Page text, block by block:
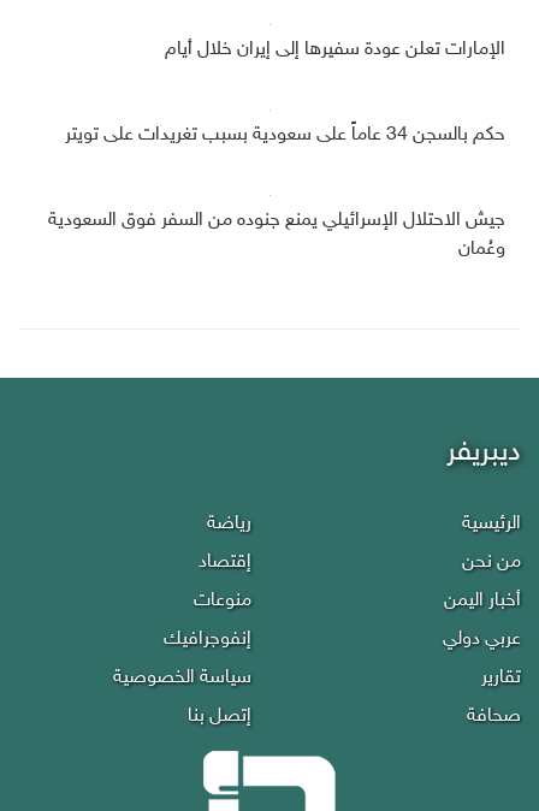
الإمارات تعلن عودة سفيرها إلى إيران خلال أيام
حكم بالسجن 34 عاماً على سعودية بسبب تغريدات على تويتر
جيش الاحتلال الإسرائيلي يمنع جنوده من السفر فوق السعودية
وعُمان
ديبريفر
الرئيسية
من نحن
أخبار اليمن
عربي دولي
تقارير
صحافة
رياضة
إقتصاد
منوعات
إنفوجرافيك
سياسة الخصوصية
إتصل بنا